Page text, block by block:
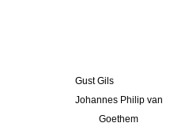
Gust Gils
Johannes Philip van
Goethem